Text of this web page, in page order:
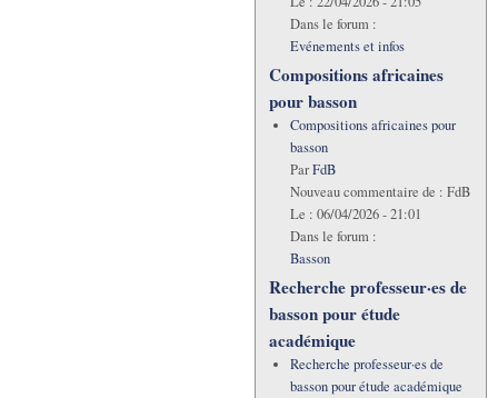
Dans le forum :
Evénements et infos
Compositions africaines
pour basson
Compositions africaines pour
basson
ParFdB
Nouveau commentaire de : FdB
Le : 06/04/2026 - 21:01
Dans le forum :
Basson
Recherche professeur·es de
basson pour étude
académique
Recherche professeur·es de
basson pour étude académique